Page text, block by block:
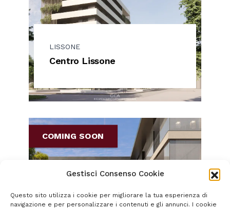
Gestisci Consenso Cookie
Questo sito utilizza i cookie per migliorare la tua esperienza di
navigazione e per personalizzare i contenuti e gli annunci. I cookie
LISSONE
Centro Lissone
COMING SOON